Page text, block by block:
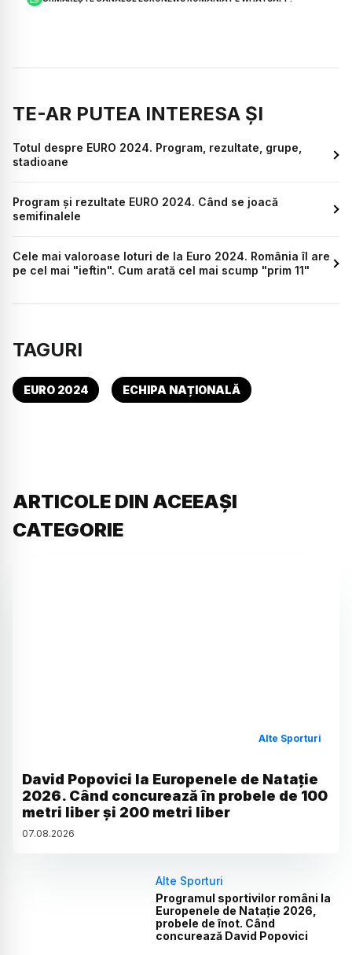
TE-AR PUTEA INTERESA ȘI
Totul despre EURO 2024. Program, rezultate, grupe,
stadioane
Program și rezultate EURO 2024. Când se joacă
semifinalele
Cele mai valoroase loturi de la Euro 2024. România îl are
pe cel mai "ieftin". Cum arată cel mai scump "prim 11"
TAGURI
EURO 2024 ECHIPA NAȚIONALĂ
ARTICOLE DIN ACEEAȘI
CATEGORIE
Alte Sporturi
David Popovici la Europenele de Natație
2026. Când concurează în probele de 100
metri liber și 200 metri liber
07.08.2026
Alte Sporturi
Programul sportivilor români la
Europenele de Natație 2026,
probele de înot. Când
concurează David Popovici